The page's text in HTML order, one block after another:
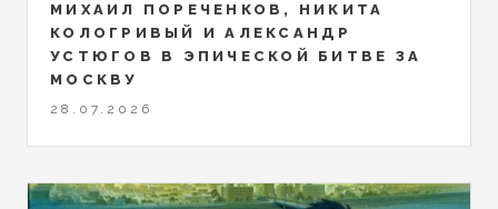
МИХАИЛ ПОРЕЧЕНКОВ, НИКИТА
КОЛОГРИВЫЙ И АЛЕКСАНДР
УСТЮГОВ В ЭПИЧЕСКОЙ БИТВЕ ЗА
МОСКВУ
28.07.2026